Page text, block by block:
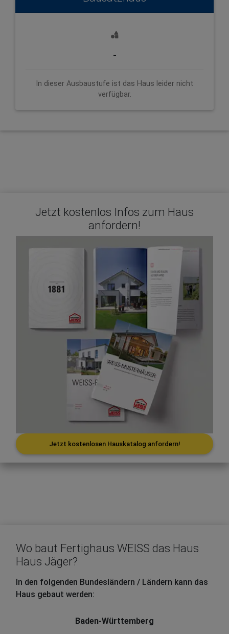
-
In dieser Ausbaustufe ist das Haus leider nicht
verfügbar.
Jetzt kostenlos Infos zum Haus
anfordern!
Jetzt kostenlosen Hauskatalog anfordern!
Wo baut Fertighaus WEISS das Haus
Haus Jäger?
In den folgenden Bundesländern / Ländern kann das
Haus gebaut werden:
Baden-Württemberg